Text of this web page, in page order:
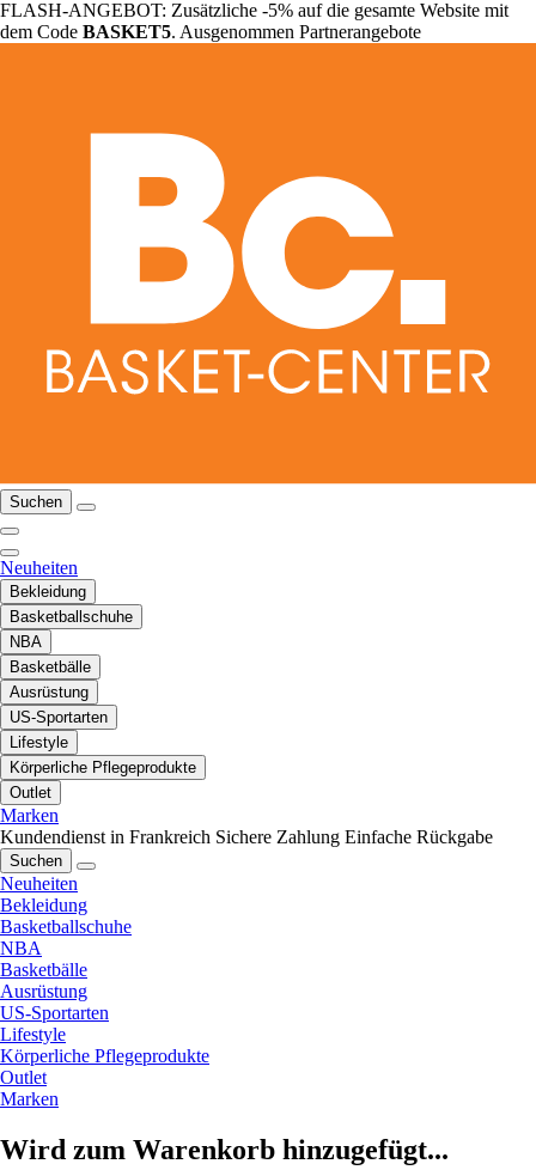
FLASH-ANGEBOT: Zusätzliche -5% auf die gesamte Website mit
dem Code BASKET5. Ausgenommen Partnerangebote
Suchen
Neuheiten
Bekleidung
Basketballschuhe
NBA
Basketbälle
Ausrüstung
US-Sportarten
Lifestyle
Körperliche Pflegeprodukte
Outlet
Marken
Kundendienst in Frankreich Sichere Zahlung Einfache Rückgabe
Suchen
Neuheiten
Bekleidung
Basketballschuhe
NBA
Basketbälle
Ausrüstung
US-Sportarten
Lifestyle
Körperliche Pflegeprodukte
Outlet
Marken
Wird zum Warenkorb hinzugefügt...